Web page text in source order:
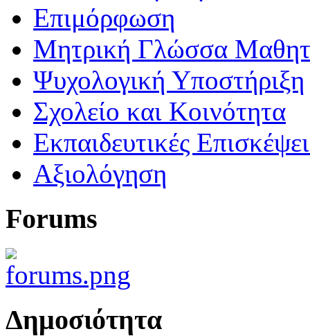
Επιμόρφωση
Μητρική Γλώσσα
Ψυχολογική Υποστήριξη
Σχολείο και Κοινότητα
Εκπαιδευτικές
Αξιολόγηση
Forums
Δημοσιότητα